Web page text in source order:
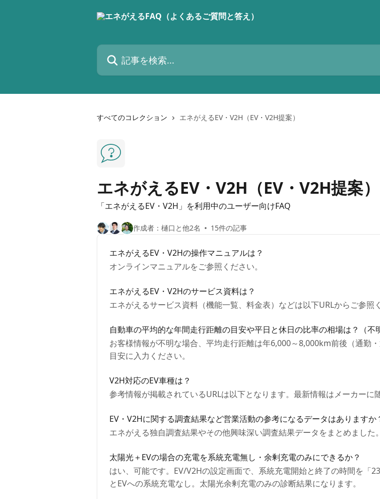
記事を検索...
すべてのコレクション エネがえるEV・V2H（EV・V2H提案）
エネがえるEV・V2H（EV・V2H提案）
「エネがえるEV・V2H」を利用中のユーザー向けFAQ
作成者：樋口と他2名 15件の記事
エネがえるEV・V2Hの操作マニュアルは？
オンラインマニュアルをご参照ください。
エネがえるEV・V2Hのサービス資料は？
エネがえるサービス資料（機能一覧、料金表）などは以下URLからご参照
自動車の平均的な年間走行距離の目安や平日と休日の比率の相場は？（不
お客様情報が不明な場合、平均走行距離は年6,000～8,000km前後（通勤
目安に入力ください。
V2H対応のEV車種は？
参考情報が掲載されているURLは以下となります。最新情報はメーカーに
EV・V2Hに関する調査結果など営業活動の参考になるデータはありますか
エネがえる独自調査結果やその他興味深い調査結果データをまとめました
太陽光＋EVの場合の充電を系統充電無し・余剰充電のみにできるか？
はい、可能です。EV/V2Hの設定画面で、系統充電開始と終了の時間を「
とEVへの系統充電なし。太陽光余剰充電のみの診断結果になります。